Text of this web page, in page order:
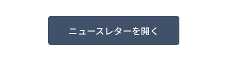
ニュースレターを開く